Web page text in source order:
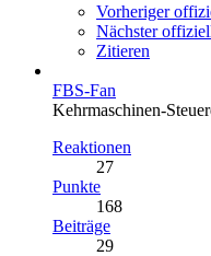
Vorheriger
Nächster
Zitieren
FBS-Fan
Kehrmaschinen-
Reaktionen
27
Punkte
168
Beiträge
29